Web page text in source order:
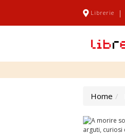
Librerie |
Home